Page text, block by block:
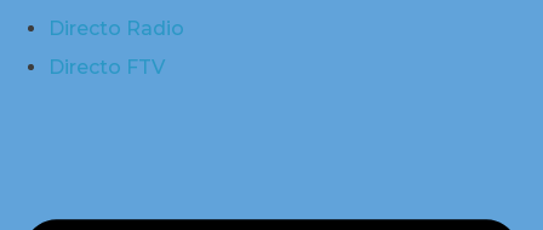
Directo Radio
Directo FTV